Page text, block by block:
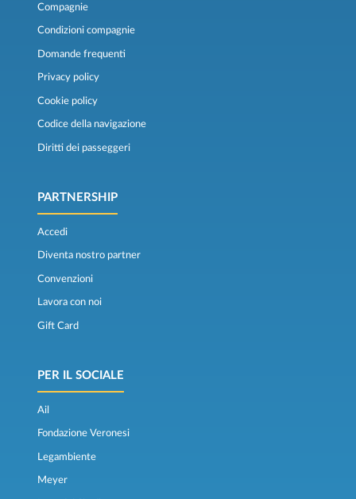
Compagnie
Condizioni compagnie
Domande frequenti
Privacy policy
Cookie policy
Codice della navigazione
Diritti dei passeggeri
PARTNERSHIP
Accedi
Diventa nostro partner
Convenzioni
Lavora con noi
Gift Card
PER IL SOCIALE
Ail
Fondazione Veronesi
Legambiente
Meyer